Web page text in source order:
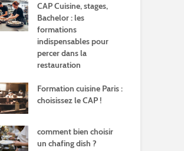
CAP Cuisine, stages,
Bachelor : les
formations
indispensables pour
percer dans la
restauration
Formation cuisine Paris :
choisissez le CAP !
comment bien choisir
un chafing dish ?